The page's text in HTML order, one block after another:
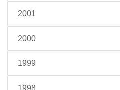
2001
2000
1999
1998